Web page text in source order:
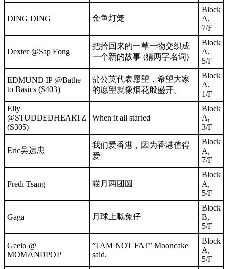
DING DING 金鱼灯笼
Block
A,
7/F
Dexter @Sap Fong
把拾回来的一草一物交织成
一个新的故事 (猜两字名词)
Block
A,
5/F
EDMUND IP @Bathe
to Basics (S403)
蒲公英代表愿望，希望大家
的愿望就像烟花般盛开。
Block
A,
1/F
Elly
@STUDDEDHEARTZ
(S305)
When it all started
Block
A,
3/F
Eric吴运忠
我们爱香港，因为香港值得
爱
Block
A,
7/F
Fredi Tsang 猫月两团圆
Block
A,
5/F
Gaga 月球上嘅兔仔
Block
B,
5/F
Geeio @
MOMANDPOP
”I AM NOT FAT” Mooncake
said.
Block
A,
5/F